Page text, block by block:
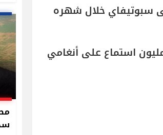
استماع على سبوتيفاي خلال شهره
إلى كونه أول ألبوم عربي يحقق 66 مليون استماع على أنغامي